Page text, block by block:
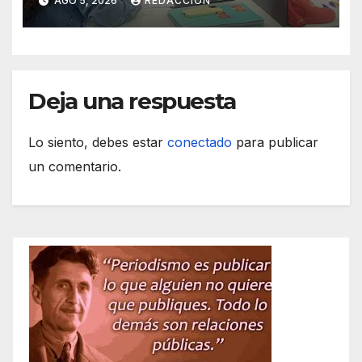
Deja una respuesta
Lo siento, debes estar conectado para publicar
un comentario.